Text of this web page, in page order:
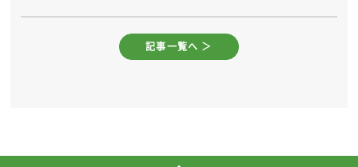
記事一覧へ ＞